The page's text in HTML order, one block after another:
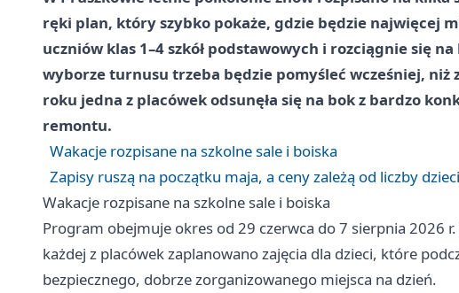
ręki plan, który szybko pokaże, gdzie będzie najwięcej
uczniów klas 1–4 szkół podstawowych i rozciągnie się
wyborze turnusu trzeba będzie pomyśleć wcześniej,
roku jedna z placówek odsunęła się na bok z bardzo
remontu.
Wakacje rozpisane na szkolne sale i boiska
Zapisy ruszą na początku maja, a ceny zależą od liczby dzieci
Wakacje rozpisane na szkolne sale i boiska
Program obejmuje okres od 29 czerwca do 7 sierpnia 2026
każdej z placówek zaplanowano zajęcia dla dzieci, które
bezpiecznego, dobrze zorganizowanego miejsca na dzień.